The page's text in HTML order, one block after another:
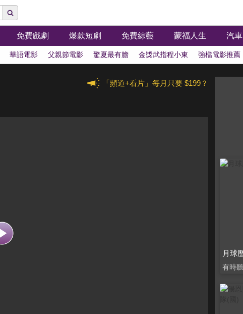
免費戲劇 爆款短劇 免費綜藝 蒙福人生 汽車
華語電影 父親節電影 驚夏最有膽 金獎武指程小東 強檔電影推薦
「頻道+看片」每月只要 $199？